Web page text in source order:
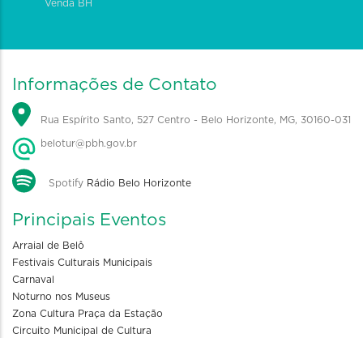
Venda BH
Informações de Contato
Rua Espírito Santo, 527 Centro - Belo Horizonte, MG, 30160-031
belotur@pbh.gov.br
Spotify Rádio Belo Horizonte
Principais Eventos
Arraial de Belô
Festivais Culturais Municipais
Carnaval
Noturno nos Museus
Zona Cultura Praça da Estação
Circuito Municipal de Cultura